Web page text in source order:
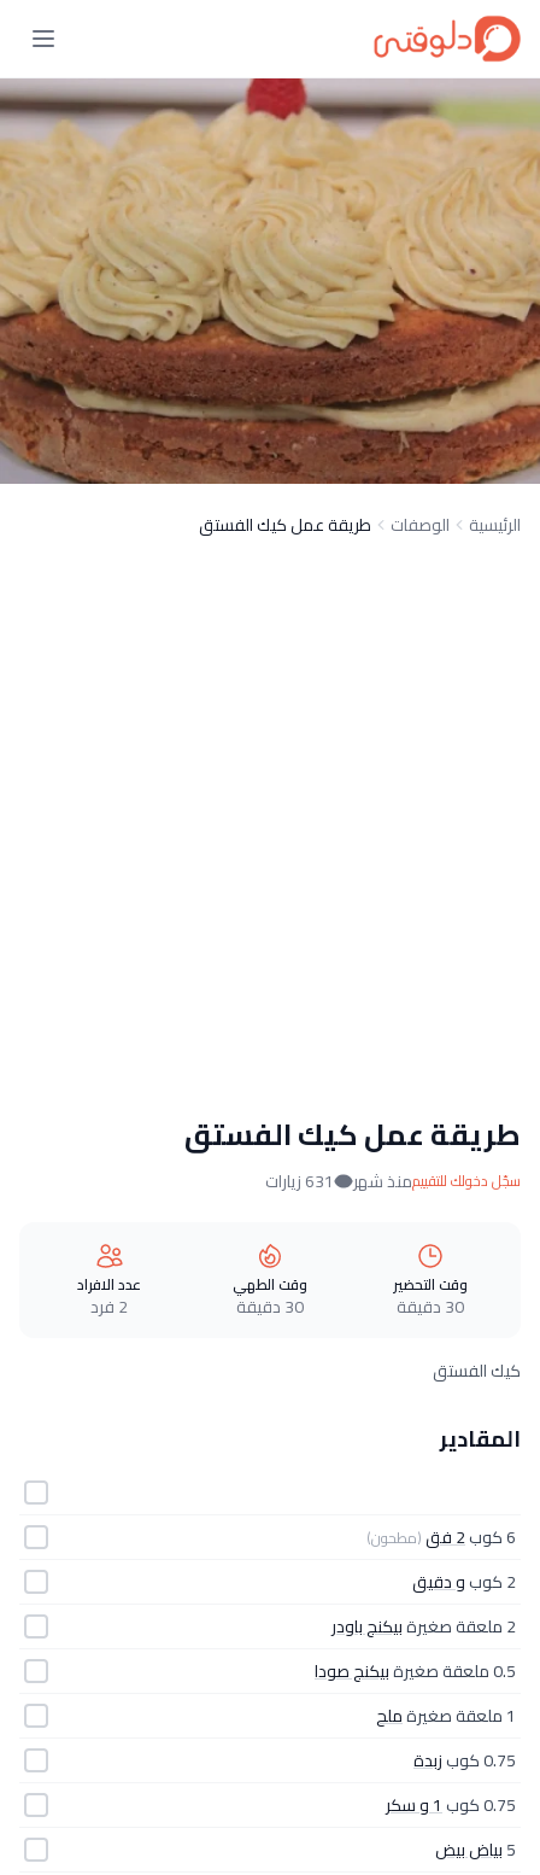
الرئيسية الوصفات طريقة عمل كيك الفستق
طريقة عمل كيك الفستق
سجّل دخولك للتقييممنذ شهر 631 زيارات
وقت التحضير
30 دقيقة
وقت الطهي
30 دقيقة
عدد الافراد
2 فرد
كيك الفستق
المقادير
6 كوب 2 فق (مطحون)
2 كوب
و دقيق
2 ملعقة صغيرة
بيكنج باودر
0.5 ملعقة صغيرة
بيكنج صودا
1 ملعقة صغيرة
ملح
0.75 كوب
زبدة
0.75 كوب
1 و سكر
5بياض بيض